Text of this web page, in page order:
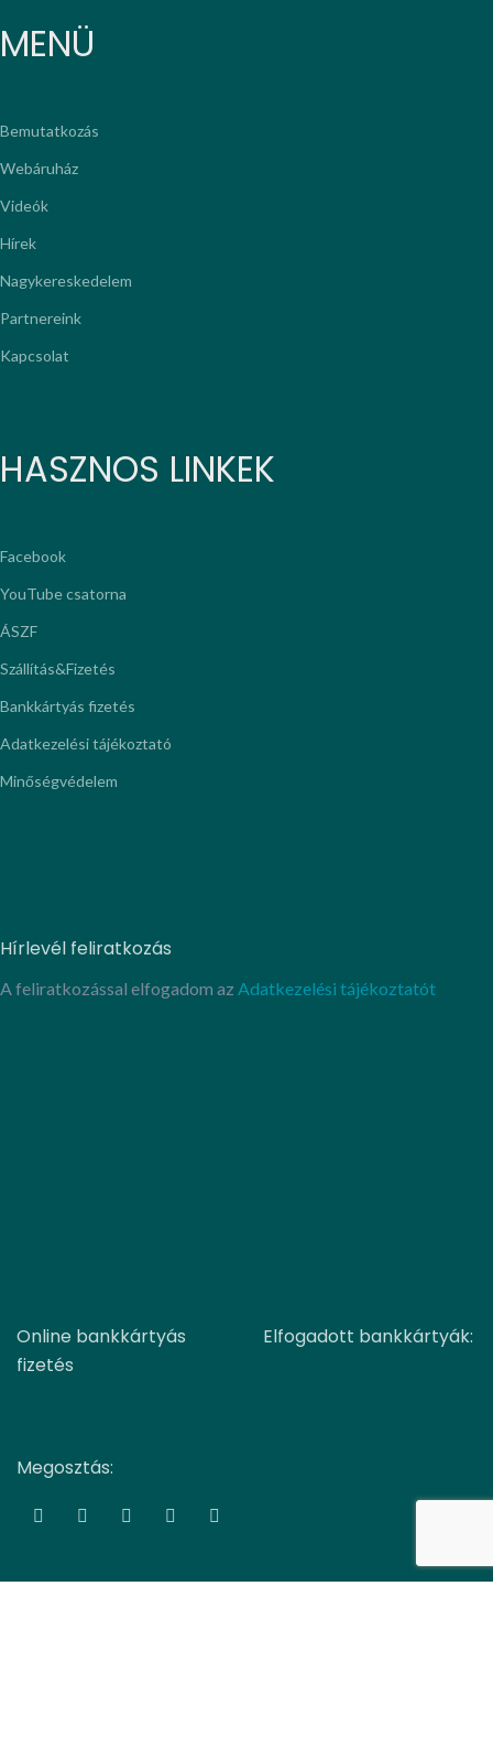
MENÜ
Bemutatkozás
Webáruház
Videók
Hírek
Nagykereskedelem
Partnereink
Kapcsolat
HASZNOS LINKEK
Facebook
YouTube csatorna
ÁSZF
Szállítás&Fizetés
Bankkártyás fizetés
Adatkezelési tájékoztató
Minőségvédelem
Hírlevél feliratkozás
A feliratkozással elfogadom az Adatkezelési tájékoztatót
Online bankkártyás
fizetés
Elfogadott bankkártyák:
Megosztás: